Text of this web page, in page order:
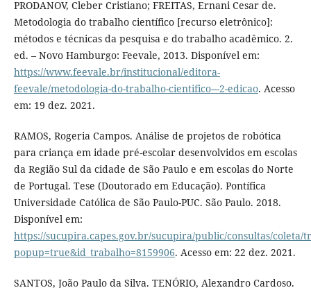
PRODANOV, Cleber Cristiano; FREITAS, Ernani Cesar de.
Metodologia do trabalho científico [recurso eletrônico]:
métodos e técnicas da pesquisa e do trabalho acadêmico. 2.
ed. – Novo Hamburgo: Feevale, 2013. Disponível em:
https://www.feevale.br/institucional/editora-
feevale/metodologia-do-trabalho-cientifico---2-edicao. Acesso
em: 19 dez. 2021.
RAMOS, Rogeria Campos. Análise de projetos de robótica
para criança em idade pré-escolar desenvolvidos em escolas
da Região Sul da cidade de São Paulo e em escolas do Norte
de Portugal. Tese (Doutorado em Educação). Pontífica
Universidade Católica de São Paulo-PUC. São Paulo. 2018.
Disponível em:
https://sucupira.capes.gov.br/sucupira/public/consultas/coleta/
popup=true&id_trabalho=8159906. Acesso em: 22 dez. 2021.
SANTOS, João Paulo da Silva. TENÓRIO, Alexandro Cardoso.